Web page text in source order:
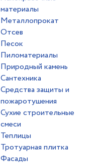
материалы
Металлопрокат
Отсев
Песок
Пиломатериалы
Природный камень
Сантехника
Средства защиты и
пожаротушения
Сухие строительные
смеси
Теплицы
Тротуарная плитка
Фасады